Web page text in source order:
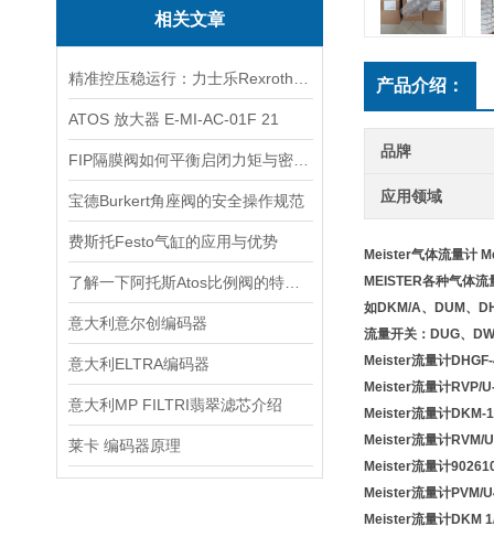
相关文章
ATOS 放大器 E-MI-AC-01F 21
宝德Burkert角座阀的安全操作规范
费斯托Festo气缸的应用与优势
意大利意尔创编码器
意大利ELTRA编码器
意大利MP FILTRI翡翠滤芯介绍
莱卡 编码器原理
产品介绍：
品牌
应用领域
Meister气体流量计
MEISTER各种气体
如DKM/A、DUM、
流量开关：DUG、
Meister流量计
Meister流量计RVP/
Meister流量计DKM-
Meister流量计RVM/
Meister流量计
Meister流量计PVM/
Meister流量计DKM